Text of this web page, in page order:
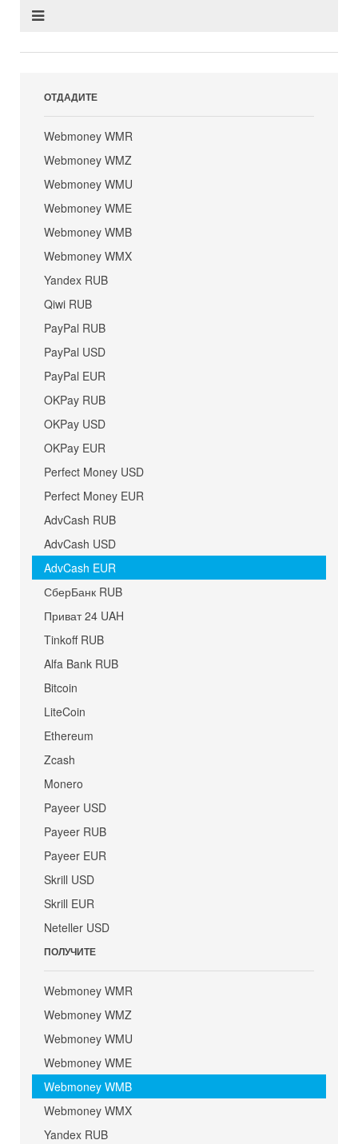
ОТДАДИТЕ
Webmoney WMR
Webmoney WMZ
Webmoney WMU
Webmoney WME
Webmoney WMB
Webmoney WMX
Yandex RUB
Qiwi RUB
PayPal RUB
PayPal USD
PayPal EUR
OKPay RUB
OKPay USD
OKPay EUR
Perfect Money USD
Perfect Money EUR
AdvCash RUB
AdvCash USD
AdvCash EUR
СберБанк RUB
Приват 24 UAH
Tinkoff RUB
Alfa Bank RUB
Bitcoin
LiteCoin
Ethereum
Zcash
Monero
Payeer USD
Payeer RUB
Payeer EUR
Skrill USD
Skrill EUR
Neteller USD
ПОЛУЧИТЕ
Webmoney WMR
Webmoney WMZ
Webmoney WMU
Webmoney WME
Webmoney WMB
Webmoney WMX
Yandex RUB